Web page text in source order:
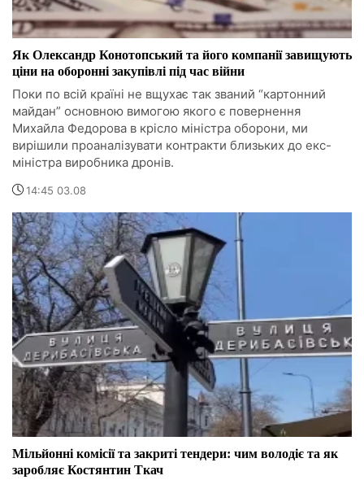
Як Олександр Конотопський та його компанії завищують
ціни на оборонні закупівлі під час війни
Поки по всій країні не вщухає так званий “картонний
майдан” основною вимогою якого є повернення
Михайла Федорова в крісло міністра оборони, ми
вирішили проаналізувати контракти близьких до екс-
міністра виробника дронів.
14:45 03.08
Мільйонні комісії та закриті тендери: чим володіє та як
заробляє Костянтин Ткач